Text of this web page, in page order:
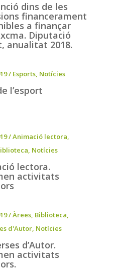
dins de les
financerament
a finançar
Diputació
anualitat 2018.
/ Esports, Notícies
l’esport
/Animació lectora,
, Notícies
lectora.
activitats
/Àrees, Biblioteca,
d'Autor, Notícies
d’Autor.
activitats